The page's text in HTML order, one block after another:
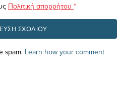
Πολιτική απορρήτου *
spam. Learn how your comment